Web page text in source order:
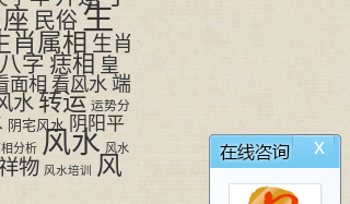
民俗 生
肖属相 生肖
字 痣相 皇
面相 看风水 端
水 转运 运势分
阴宅风水 阴阳平
相分析 风水 风水
物 风水培训 风
x